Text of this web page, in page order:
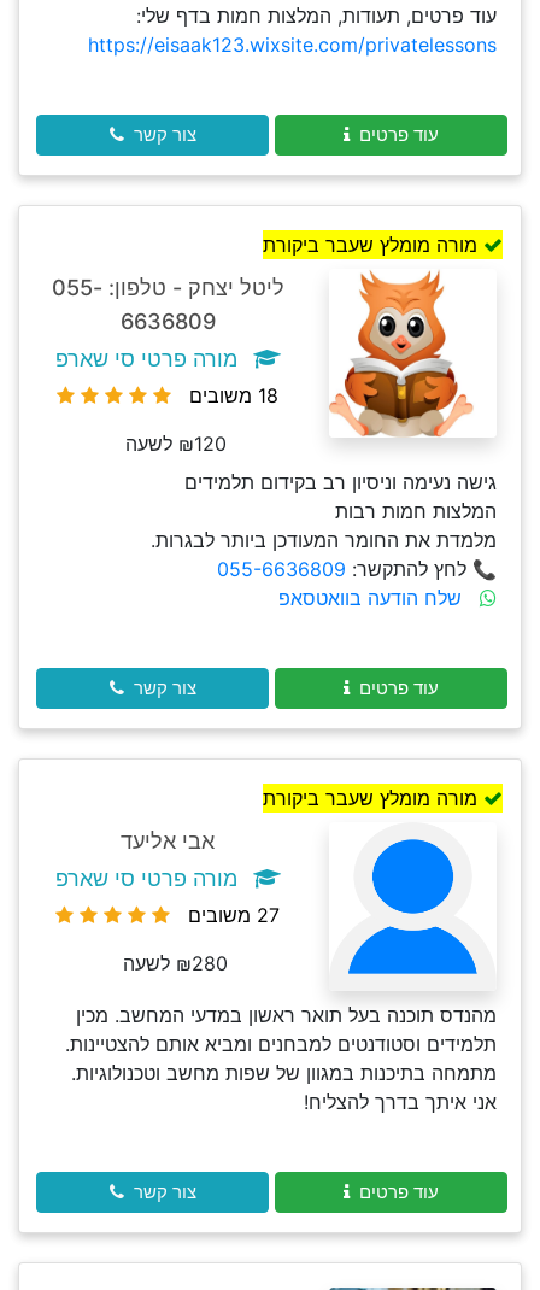
עוד פרטים, תעודות, המלצות חמות בדף שלי:
https://eisaak123.wixsite.com/privatelessons
עוד פרטים צור קשר
מורה מומלץ שעבר ביקורת
ליטל יצחק - טלפון: 055-
6636809
מורה פרטי סי שארפ
18 משובים
₪120 לשעה
גישה נעימה וניסיון רב בקידום תלמידים
המלצות חמות רבות
מלמדת את החומר המעודכן ביותר לבגרות.
📞 לחץ להתקשר: 055-6636809
שלח הודעה בוואטסאפ
עוד פרטים צור קשר
מורה מומלץ שעבר ביקורת
אבי אליעד
מורה פרטי סי שארפ
27 משובים
₪280 לשעה
מהנדס תוכנה בעל תואר ראשון במדעי המחשב. מכין
תלמידים וסטודנטים למבחנים ומביא אותם להצטיינות.
מתמחה בתיכנות במגוון של שפות מחשב וטכנולוגיות.
אני איתך בדרך להצליח!
עוד פרטים צור קשר